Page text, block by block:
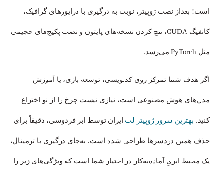
است! بعداز نصب ژوپیتر، نوبت به درگیری با درایورهای گرافیک،
کانفیگ CUDA، مچ کردن نسخه‌های پایتون و نصب پکیج‌های حجیمی
مثل PyTorch می‌رسد.
اگر هدف شما تمرکز روی کدنویسی، توسعه بازی، یا آموزش
مدل‌های هوش مصنوعی است، نیازی نیست چرخ را از نو اختراع
کنید. بهترین سرور ژوپیتر لب ایران توسط ابر فردوسی، دقیقاً برای
حذف همین دردسرها طراحی شده است. به‌جای درگیری با ترمینال،
یک محیط ابریِ آماده‌به‌کار در اختیار شما است که ویژگی‌های زیر را